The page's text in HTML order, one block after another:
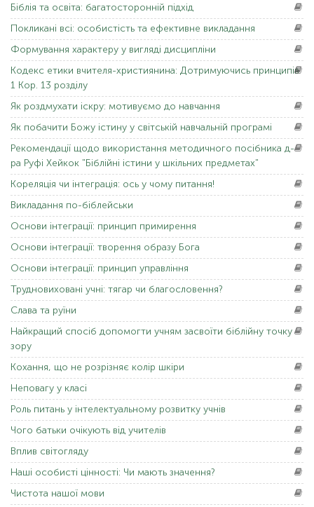
Біблія та освіта: багатосторонній підхід
Покликані всі: особистість та ефективне викладання
Формування характеру у вигляді дисципліни
Кодекс етики вчителя-християнина: Дотримуючись принципів
1 Кор. 13 розділу
Як роздмухати іскру: мотивуємо до навчання
Як побачити Божу істину у світській навчальній програмі
Рекомендації щодо використання методичного посібника д-
ра Руфі Хейкок "Біблійні істини у шкільних предметах"
Кореляція чи інтеграція: ось у чому питання!
Викладання по-біблейськи
Основи інтеграції: принцип примирення
Основи інтеграції: творення образу Бога
Основи інтеграції: принцип управління
Трудновиховані учні: тягар чи благословення?
Слава та руїни
Найкращий спосіб допомогти учням засвоїти біблійну точку
зору
Кохання, що не розрізняє колір шкіри
Неповагу у класі
Роль питань у інтелектуальному розвитку учнів
Чого батьки очікують від учителів
Вплив світогляду
Наші особисті цінності: Чи мають значення?
Чистота нашої мови